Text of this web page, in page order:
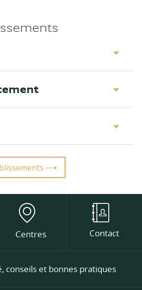
Centres Contact
conseils et bonnes pratiques